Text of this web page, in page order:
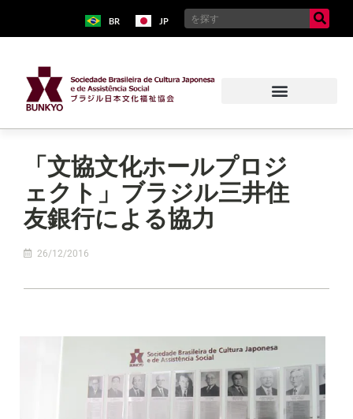
BR JP
「文協文化ホールプロジ
ェクト」ブラジル三井住
友銀行による協力
26/12/2016